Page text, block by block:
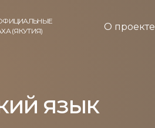
(ЯКУТИЯ)
О проекте
язык